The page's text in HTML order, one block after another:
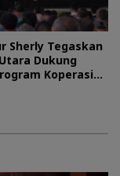
Sherly Tegaskan
Dukung
Koperasi